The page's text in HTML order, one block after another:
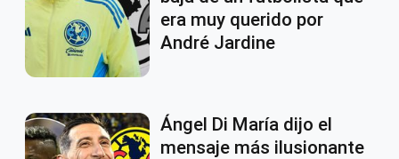
era muy querido por
André Jardine
Ángel Di María dijo el
mensaje más ilusionante